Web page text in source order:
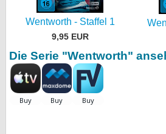
Wentworth - Staffel 1
9,95 EUR
Die Serie "Wentworth"